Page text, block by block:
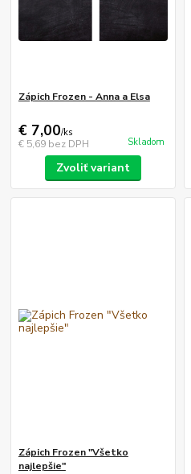
Zápich Frozen - Anna a Elsa
€ 7,00/ks
€ 5,69 bez DPH Skladom
Zvoliť variant
Zápich Frozen "Všetko
najlepšie"